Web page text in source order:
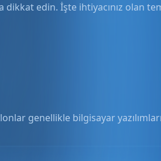
edin. İşte ihtiyacınız olan
genellikle bilgisayar